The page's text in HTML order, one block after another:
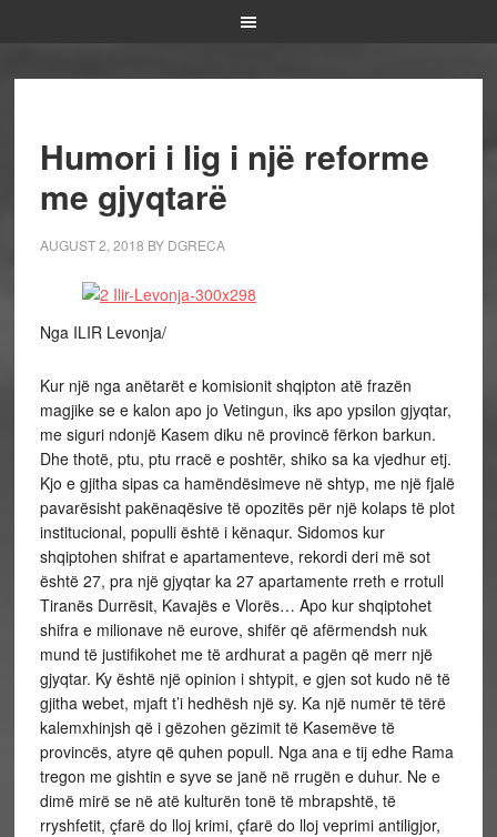
Humori i lig i një reforme
me gjyqtarë
AUGUST 2, 2018 BY DGRECA
Nga ILIR Levonja/
Kur një nga anëtarët e komisionit shqipton atë frazën
magjike se e kalon apo jo Vetingun, iks apo ypsilon gjyqtar,
me siguri ndonjë Kasem diku në provincë fërkon barkun.
Dhe thotë, ptu, ptu rracë e poshtër, shiko sa ka vjedhur etj.
Kjo e gjitha sipas ca hamëndësimeve në shtyp, me një fjalë
pavarësisht pakënaqësive të opozitës për një kolaps të plot
institucional, populli është i kënaqur. Sidomos kur
shqiptohen shifrat e apartamenteve, rekordi deri më sot
është 27, pra një gjyqtar ka 27 apartamente rreth e rrotull
Tiranës Durrësit, Kavajës e Vlorës… Apo kur shqiptohet
shifra e milionave në eurove, shifër që afërmendsh nuk
mund të justifikohet me të ardhurat a pagën që merr një
gjyqtar. Ky është një opinion i shtypit, e gjen sot kudo në të
gjitha webet, mjaft t’i hedhësh një sy. Ka një numër të tërë
kalemxhinjsh që i gëzohen gëzimit të Kasemëve të
provincës, atyre që quhen popull. Nga ana e tij edhe Rama
tregon me gishtin e syve se janë në rrugën e duhur. Ne e
dimë mirë se në atë kulturën tonë të mbrapshtë, të
rryshfetit, çfarë do lloj krimi, çfarë do lloj veprimi antiligjor,